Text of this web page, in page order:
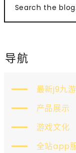
Search the
导航
最新j9九
产品展示
游戏文化
全站app